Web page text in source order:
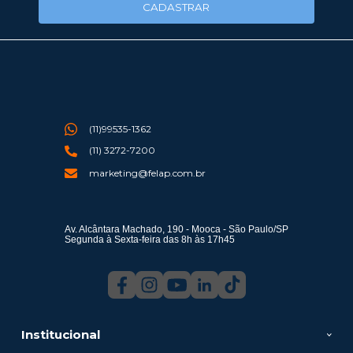
CADASTRAR
Institucional
(11)99535-1362
(11) 3272-7200
marketing@felap.com.br
Av. Alcântara Machado, 190 - Mooca - São Paulo/SP
Segunda à Sexta-feira das 8h às 17h45